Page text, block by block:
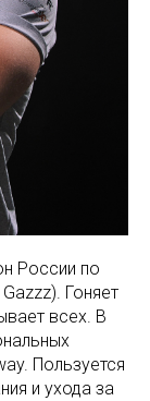
России по
Гоняет
всех. В
Пользуется
и ухода за